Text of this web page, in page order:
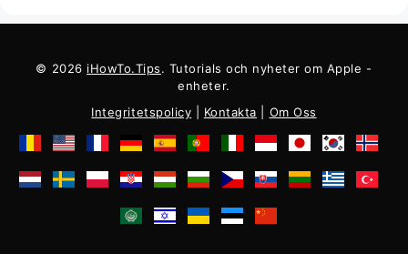
© 2026 iHowTo.Tips. Tutorials och nyheter om Apple -
enheter.
Integritetspolicy
Kontakta Om Oss